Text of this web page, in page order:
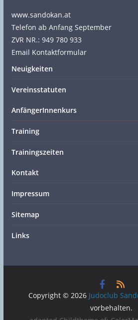
www.sandokan.at
Telefon ab Anfang September
ZVR NR.: 949 780 933
Email Kontaktformular
Neuigkeiten
Vereinsstatuten
AnfängerInnenkurs
Training
Trainingszeiten
Kontakt
Impressum
Sitemap
Links
Copyright © 2026 Judoclub
vorbehalten.